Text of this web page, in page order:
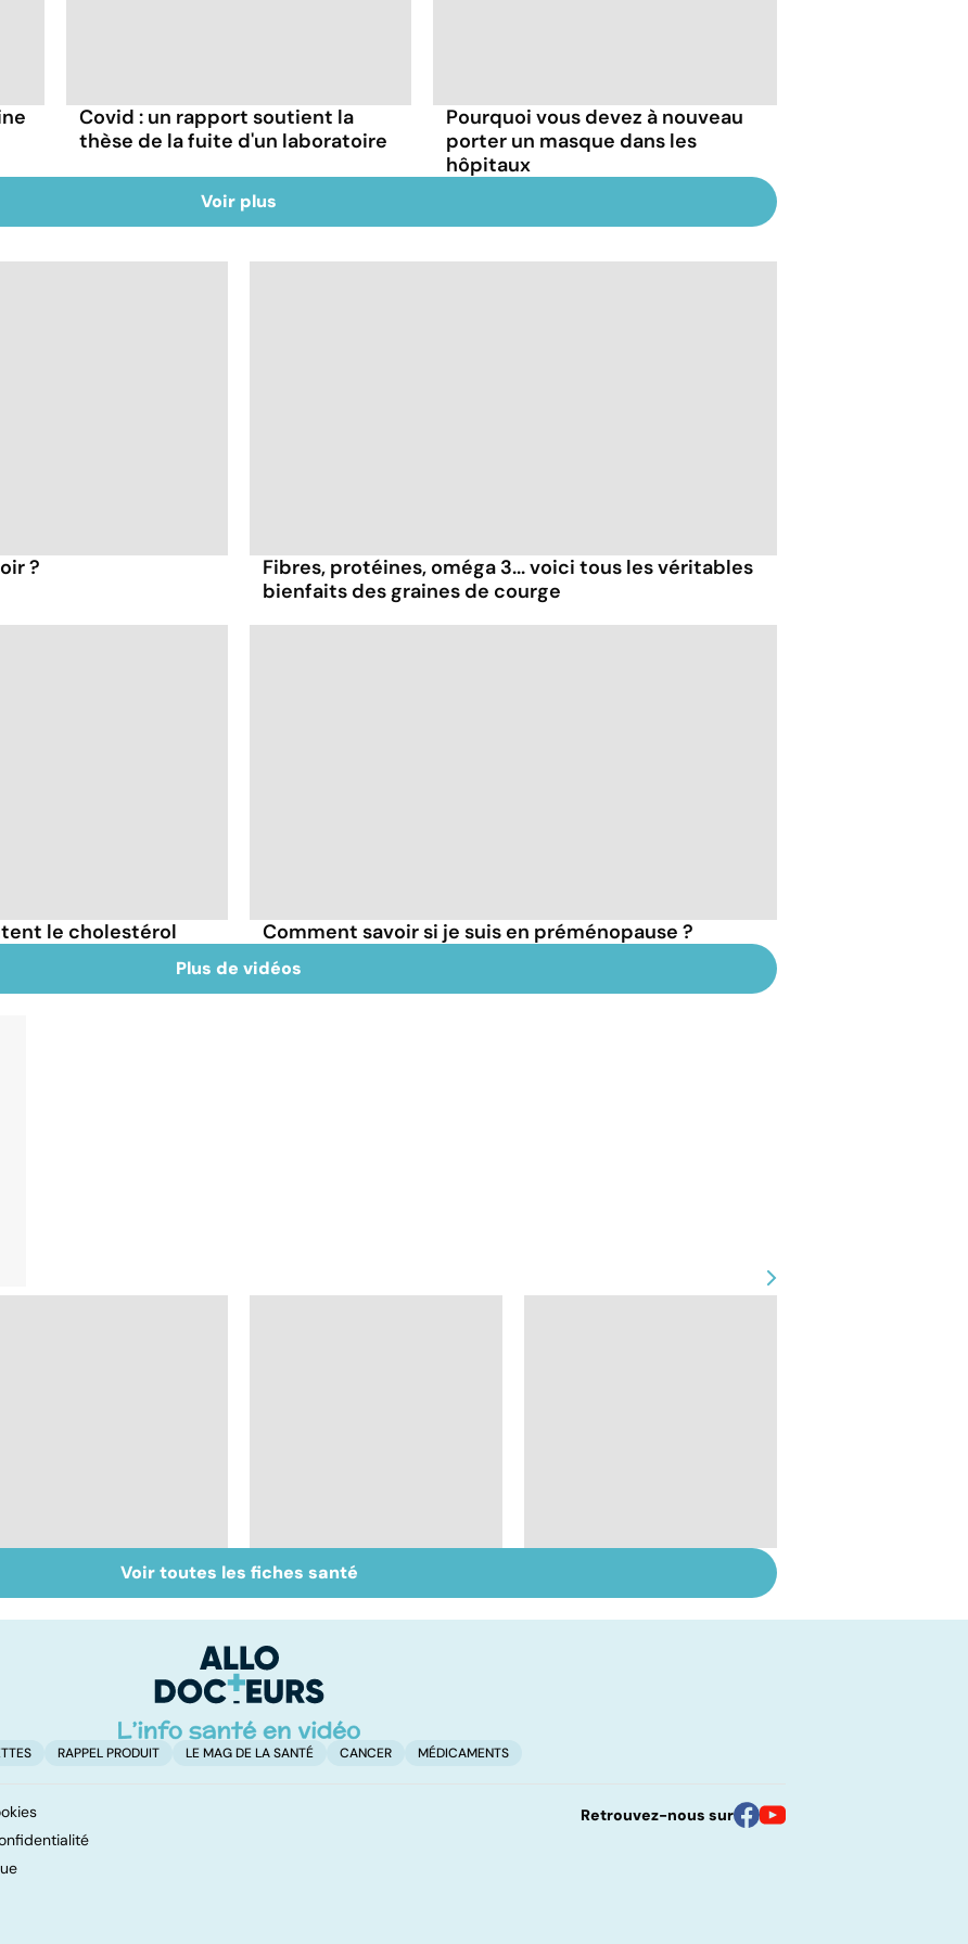
Covid : un rapport soutient la
thèse de la fuite d'un laboratoire
Pourquoi vous devez à nouveau
porter un masque dans les
hôpitaux
Voir plus
?
Fibres, protéines, oméga 3... voici tous les véritables
bienfaits des graines de courge
le cholestérol Comment savoir si je suis en préménopause ?
Plus de vidéos
Covid-19 : tout savoir
sur la maladie
Dérèglement
hormonal : et si
amygdales : que faire
Voir toutes les fiches santé
RAPPEL PRODUIT LE MAG DE LA SANTÉ CANCER MÉDICAMENTS
Retrouvez-nous sur